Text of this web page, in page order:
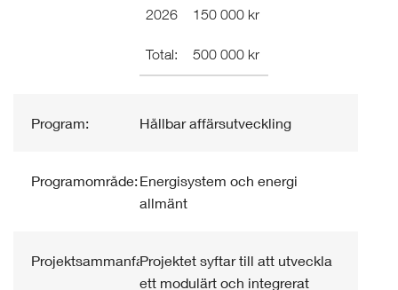
2026 150 000 kr
Total: 500 000 kr
Program: Hållbar affärsutveckling
Programområde:Energisystem och energi
allmänt
Projektsammanfattning:Projektet syftar till att utveckla
ett modulärt och integrerat